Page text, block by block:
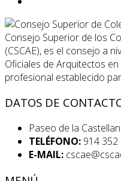
Consejo Superior de los
(CSCAE), es el consejo a
Oficiales de Arquitectos
profesional establecido
DATOS DE
Paseo de la
TELÉFONO: 914 352
E-MAIL: